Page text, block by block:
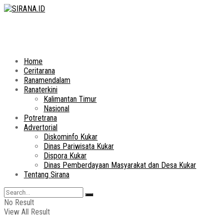
Home
Ceritarana
Ranamendalam
Ranaterkini
Kalimantan Timur
Nasional
Potretrana
Advertorial
Diskominfo Kukar
Dinas Pariwisata Kukar
Dispora Kukar
Dinas Pemberdayaan Masyarakat dan Desa Kukar
Tentang Sirana
No Result
View All Result